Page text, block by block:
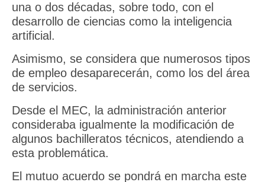
una o dos décadas, sobre todo, con el
desarrollo de ciencias como la inteligencia
artificial.
Asimismo, se considera que numerosos tipos
de empleo desaparecerán, como los del área
de servicios.
Desde el MEC, la administración anterior
consideraba igualmente la modificación de
algunos bachilleratos técnicos, atendiendo a
esta problemática.
El mutuo acuerdo se pondrá en marcha este